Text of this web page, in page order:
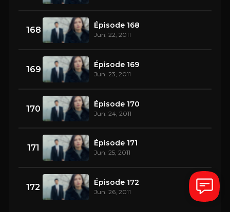
168 Épisode 168
Jun. 22, 2011
169 Épisode 169
Jun. 23, 2011
170 Épisode 170
Jun. 24, 2011
171 Épisode 171
Jun. 25, 2011
172 Épisode 172
Jun. 26, 2011